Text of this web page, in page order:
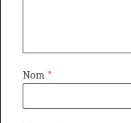
Nom *